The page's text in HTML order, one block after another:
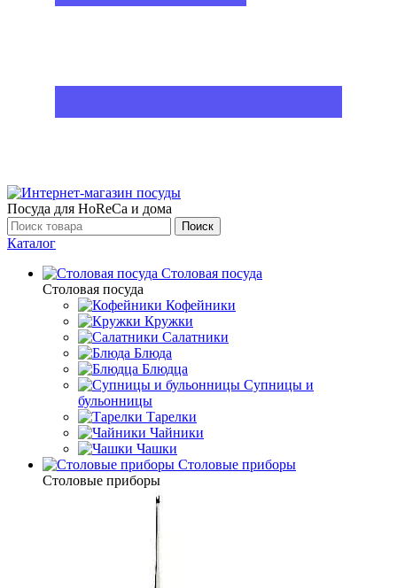
Посуда для HoReCa и дома
Поиск
Каталог
Столовая посуда
Столовая посуда
Кофейники
Кружки
Салатники
Блюда
Блюдца
Супницы и
бульонницы
Тарелки
Чайники
Чашки
Cтоловые приборы
Cтоловые приборы